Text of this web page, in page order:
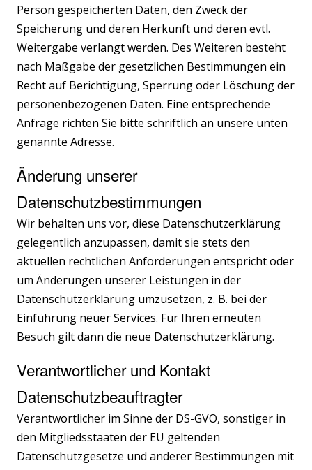
Person gespeicherten Daten, den Zweck der
Speicherung und deren Herkunft und deren evtl.
Weitergabe verlangt werden. Des Weiteren besteht
nach Maßgabe der gesetzlichen Bestimmungen ein
Recht auf Berichtigung, Sperrung oder Löschung der
personenbezogenen Daten. Eine entsprechende
Anfrage richten Sie bitte schriftlich an unsere unten
genannte Adresse.
Änderung unserer
Datenschutzbestimmungen
Wir behalten uns vor, diese Datenschutzerklärung
gelegentlich anzupassen, damit sie stets den
aktuellen rechtlichen Anforderungen entspricht oder
um Änderungen unserer Leistungen in der
Datenschutzerklärung umzusetzen, z. B. bei der
Einführung neuer Services. Für Ihren erneuten
Besuch gilt dann die neue Datenschutzerklärung.
Verantwortlicher und Kontakt
Datenschutzbeauftragter
Verantwortlicher im Sinne der DS-GVO, sonstiger in
den Mitgliedsstaaten der EU geltenden
Datenschutzgesetze und anderer Bestimmungen mit